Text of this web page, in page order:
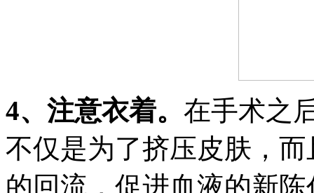
4、注意衣着。 在手术之
不仅是为了挤压皮肤，
的回流，促进血液的新陈